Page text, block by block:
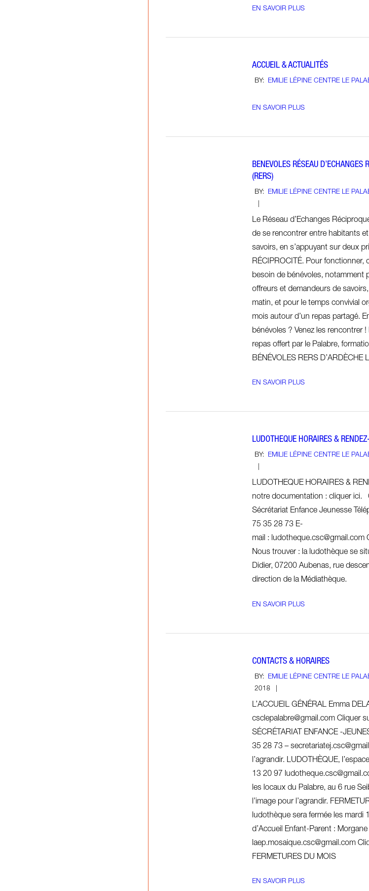
EN SAVOIR PLUS
ACCUEIL & ACTUALITÉS
2019-
04
BY: EMILIE LÉPINE CENTRE LE
EN SAVOIR PLUS
BENEVOLES RÉSEAU D’ECHANGES
(RERS)
2018-
10-
08
BY: EMILIE LÉPINE CENTRE LE
Le Réseau d’Echanges
de se rencontrer entre habitants
savoirs, en s’appuyant sur deux
RÉCIPROCITÉ. Pour fonctionner,
besoin de bénévoles, notamment
offreurs et demandeurs de
matin, et pour le temps convivial
mois autour d’un repas partagé.
bénévoles ? Venez les rencontrer
repas offert par le Palabre,
BÉNÉVOLES RERS D’ARDÈCHE
EN SAVOIR PLUS
LUDOTHEQUE HORAIRES &
2018-
10-
08
BY: EMILIE LÉPINE CENTRE LE
LUDOTHEQUE HORAIRES &
notre documentation : cliquer ici.
Sécrétariat Enfance Jeunesse
75 35 28 73 E-
mail : ludotheque.csc@gmail.com
Nous trouver : la ludothèque se
Didier, 07200 Aubenas, rue
direction de la Médiathèque.
EN SAVOIR PLUS
CONTACTS & HORAIRES
2018-
09-
17
BY: EMILIE LÉPINE CENTRE LE
2018
L’ACCUEIL GÉNÉRAL Emma
csclepalabre@gmail.com Cliquer
SÉCRÉTARIAT ENFANCE -
35 28 73 –
l’agrandir. LUDOTHÈQUE,
13 20 97
les locaux du Palabre, au 6 rue
l’image pour l’agrandir.
ludothèque sera fermée les mardi
d’Accueil Enfant-Parent :
laep.mosaique.csc@gmail.com
FERMETURES DU MOIS
EN SAVOIR PLUS